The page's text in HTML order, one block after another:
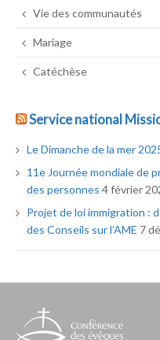
Vie des communautés
Mariage
Catéchèse
Service national
Le Dimanche de la mer
11e Journée mondiale de
des personnes 4 février
Projet de loi immigration :
des Conseils sur l’AME 7